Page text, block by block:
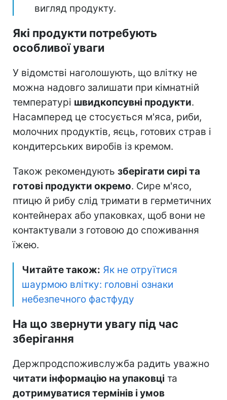
вигляд продукту.
Які продукти потребують
особливої уваги
У відомстві наголошують, що влітку не
можна надовго залишати при кімнатній
температурі швидкопсувні продукти.
Насамперед це стосується м'яса, риби,
молочних продуктів, яєць, готових страв і
кондитерських виробів із кремом.
Також рекомендують зберігати сирі та
готові продукти окремо. Сире м'ясо,
птицю й рибу слід тримати в герметичних
контейнерах або упаковках, щоб вони не
контактували з готовою до споживання
їжею.
Читайте також: Як не отруїтися
шаурмою влітку: головні ознаки
небезпечного фастфуду
На що звернути увагу під час
зберігання
Держпродспоживслужба радить уважно
читати інформацію на упаковці та
дотримуватися термінів і умов